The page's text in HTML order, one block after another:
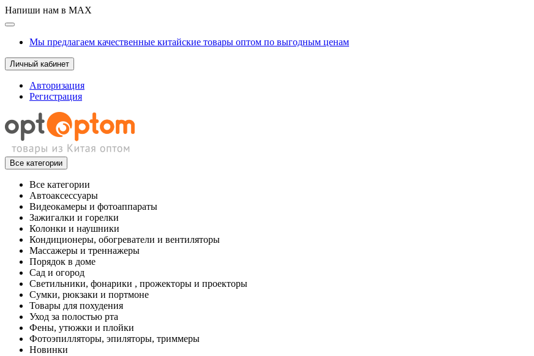
Напиши нам в MAX
Мы предлагаем качественные китайские товары оптом по выгодным ценам
Личный кабинет
Авторизация
Регистрация
Все категории
Все категории
Автоаксессуары
Видеокамеры и фотоаппараты
Зажигалки и горелки
Колонки и наушники
Кондиционеры, обогреватели и вентиляторы
Массажеры и треннажеры
Порядок в доме
Сад и огород
Светильники, фонарики , прожекторы и проекторы
Сумки, рюкзаки и портмоне
Товары для похудения
Уход за полостью рта
Фены, утюжки и плойки
Фотоэпилляторы, эпиляторы, триммеры
Новинки